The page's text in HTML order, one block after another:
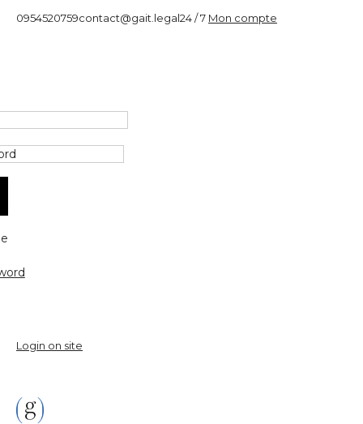
0954520759contact@gait.legal24 / 7 Mon compte
Login on site